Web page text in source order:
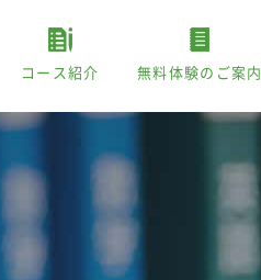
コース紹介 無料体験のご案内